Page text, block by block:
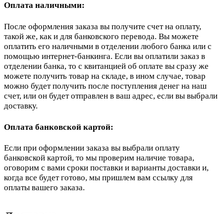
Оплата наличными:
После оформления заказа вы получите счет на оплату,
такой же, как и для банковского перевода. Вы можете
оплатить его наличными в отделении любого банка или с
помощью интернет-банкинга. Если вы оплатили заказ в
отделении банка, то с квитанцией об оплате вы сразу же
можете получить товар на складе, в ином случае, товар
можно будет получить после поступления денег на наш
счет, или он будет отправлен в ваш адрес, если вы выбрали
доставку.
Оплата банковской картой:
Если при оформлении заказа вы выбрали оплату
банковской картой, то мы проверим наличие товара,
оговорим с вами сроки поставки и варианты доставки и,
когда все будет готово, мы пришлем вам ссылку для
оплаты вашего заказа.